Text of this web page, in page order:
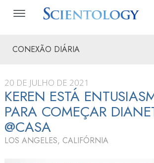
CONEXÃO DIÁRIA
20 DE JULHO DE 2021
KEREN ESTÁ
PARA COMEÇAR
@CASA
LOS ANGELES, CALIFÓRNIA